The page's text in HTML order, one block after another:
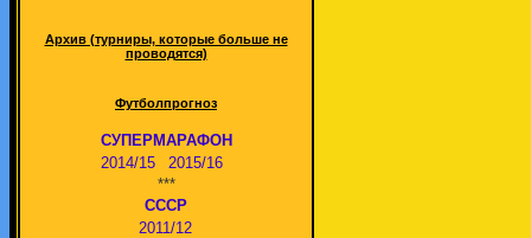
Архив (турниры, которые больше не
проводятся)
Футболпрогноз
СУПЕРМАРАФОН
2014/15
2015/16
***
СССР
2011/12